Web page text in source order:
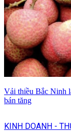
Vải thiều Bắc Ninh
bán tăng
KINH DOANH -